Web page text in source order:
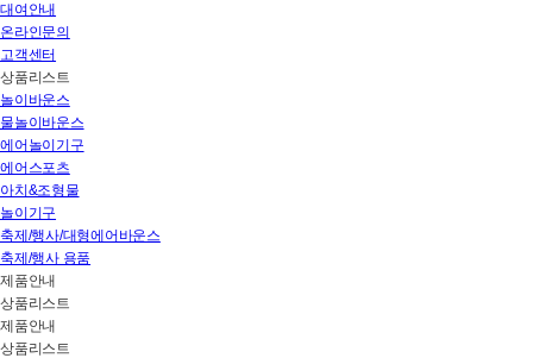
대여안내
온라인문의
고객센터
상품리스트
놀이바운스
물놀이바운스
에어놀이기구
에어스포츠
아치&조형물
놀이기구
축제/행사/대형에어바운스
축제/행사 용품
제품안내
상품리스트
제품안내
상품리스트